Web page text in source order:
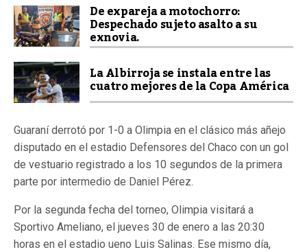
De expareja a motochorro:
Despechado sujeto asalto a su
exnovia.
La Albirroja se instala entre las
cuatro mejores de la Copa América
Guaraní derrotó por 1-0 a Olimpia en el clásico más añejo
disputado en el estadio Defensores del Chaco con un gol
de vestuario registrado a los 10 segundos de la primera
parte por intermedio de Daniel Pérez.
Por la segunda fecha del torneo, Olimpia visitará a
Sportivo Ameliano, el jueves 30 de enero a las 20:30
horas en el estadio ueno Luis Salinas. Ese mismo día,